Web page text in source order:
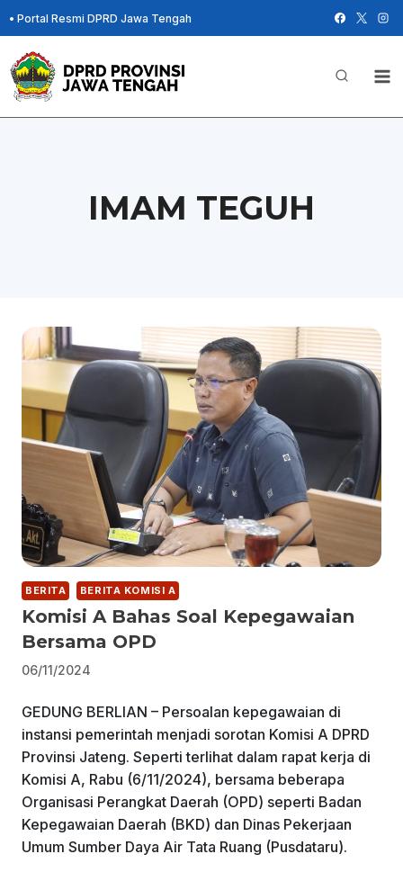
Skip
to
content
• Portal Resmi DPRD Jawa Tengah
IMAM TEGUH
BERITA BERITA KOMISI A
Komisi A Bahas Soal Kepegawaian
Bersama OPD
06/11/2024
GEDUNG BERLIAN – Persoalan kepegawaian di
instansi pemerintah menjadi sorotan Komisi A DPRD
Provinsi Jateng. Seperti terlihat dalam rapat kerja di
Komisi A, Rabu (6/11/2024), bersama beberapa
Organisasi Perangkat Daerah (OPD) seperti Badan
Kepegawaian Daerah (BKD) dan Dinas Pekerjaan
Umum Sumber Daya Air Tata Ruang (Pusdataru).